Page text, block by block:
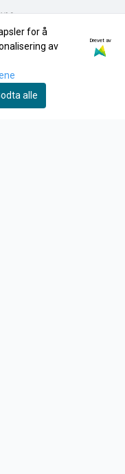
for å
av
Drevet av
alle